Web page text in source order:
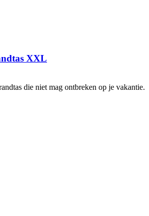
XXL
die niet mag ontbreken op je vakantie.